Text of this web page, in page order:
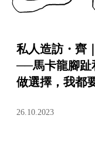
私人造訪・齊
──馬卡龍腳趾
做選擇，我都
26.10.2023